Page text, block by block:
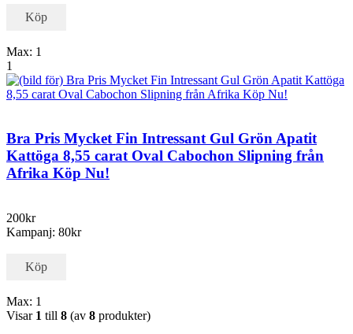
Köp
Max: 1
1
Bra Pris Mycket Fin Intressant Gul Grön Apatit
Kattöga 8,55 carat Oval Cabochon Slipning från
Afrika Köp Nu!
200kr
Kampanj: 80kr
Köp
Max: 1
Visar 1 till 8 (av 8 produkter)